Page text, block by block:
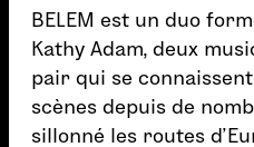
BELEM est un duo
Kathy Adam, deux
pair qui se
scènes depuis de
sillonné les routes